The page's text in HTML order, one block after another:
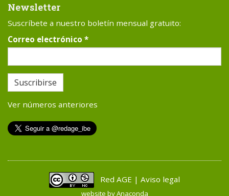
Newsletter
Suscríbete a nuestro boletín mensual gratuito:
Correo electrónico *
Suscribirse
Ver números anteriores
Red AGE | Aviso legal
website byAnaconda